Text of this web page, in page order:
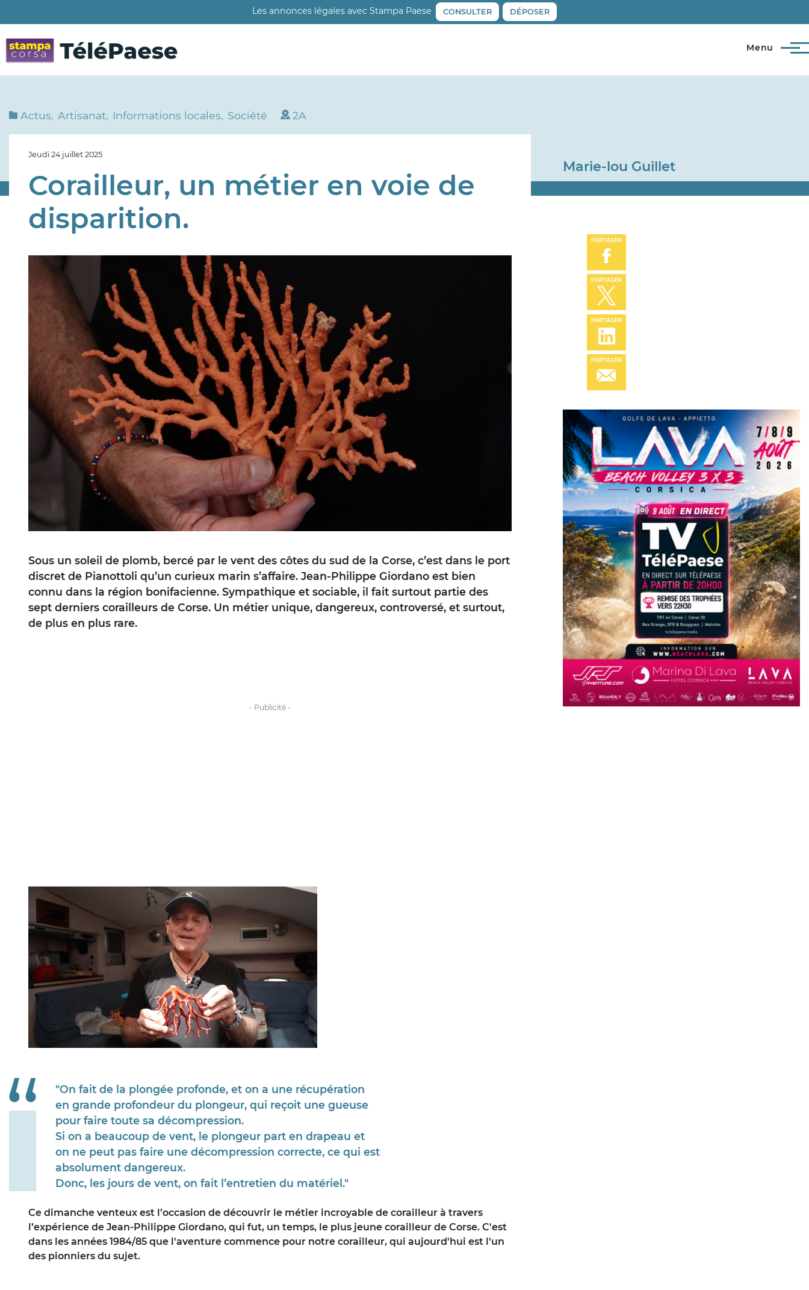
au
contenu
principal
Les annonces légales avec Stampa Paese CONSULTER DÉPOSER
Menu
Actus Artisanat Informations locales Société 2A
Jeudi 24 juillet 2025
Corailleur, un métier en voie de
disparition.
Sous un soleil de plomb, bercé par le vent des côtes du sud de la Corse, c’est dans le port
discret de Pianottoli qu’un curieux marin s’affaire. Jean-Philippe Giordano est bien
connu dans la région bonifacienne. Sympathique et sociable, il fait surtout partie des
sept derniers corailleurs de Corse. Un métier unique, dangereux, controversé, et surtout,
de plus en plus rare.
Image
“
"On fait de la plongée profonde, et on a une récupération
en grande profondeur du plongeur, qui reçoit une gueuse
pour faire toute sa décompression.
Si on a beaucoup de vent, le plongeur part en drapeau et
on ne peut pas faire une décompression correcte, ce qui est
absolument dangereux.
Donc, les jours de vent, on fait l’entretien du matériel."
Ce dimanche venteux est l’occasion de découvrir le métier incroyable de corailleur à travers
l’expérience de Jean-Philippe Giordano, qui fut, un temps, le plus jeune corailleur de Corse. C'est
dans les années 1984/85 que l'aventure commence pour notre corailleur, qui aujourd'hui est l'un
des pionniers du sujet.
Marie-lou Guillet